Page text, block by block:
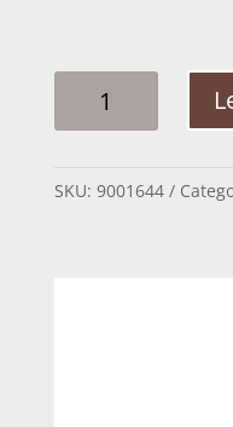
HOMBRE
CENTELLA
SKU: 9001644